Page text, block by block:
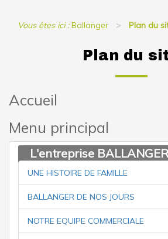
Vous êtes ici :Ballanger Plan du
Plan du
Accueil
Menu principal
L'entreprise BALLANGER
UNE HISTOIRE DE FAMILLE
BALLANGER DE NOS JOURS
NOTRE EQUIPE COMMERCIALE